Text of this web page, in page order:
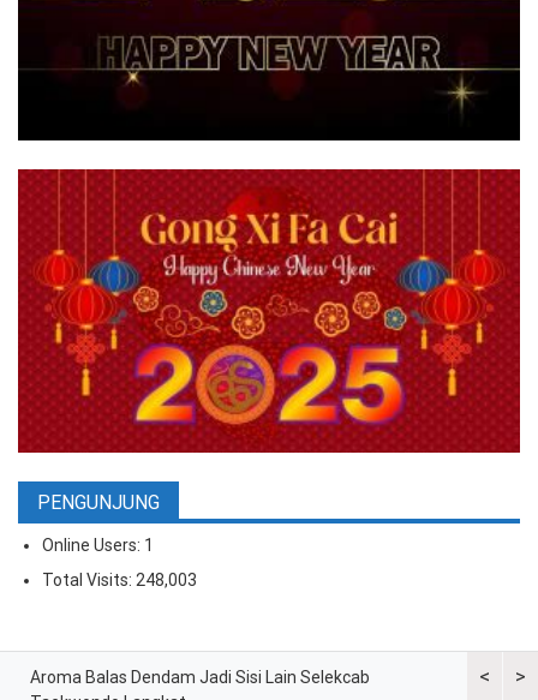
PENGUNJUNG
Online Users: 1
Total Visits: 248,003
<
Aroma Balas Dendam Jadi Sisi Lain Selekcab
>